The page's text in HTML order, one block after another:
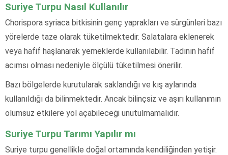
Suriye Turpu Nasıl Kullanılır
Chorispora syriaca bitkisinin genç yaprakları ve sürgünleri bazı
yörelerde taze olarak tüketilmektedir. Salatalara eklenerek
veya hafif haşlanarak yemeklerde kullanılabilir. Tadının hafif
acımsı olması nedeniyle ölçülü tüketilmesi önerilir.
Bazı bölgelerde kurutularak saklandığı ve kış aylarında
kullanıldığı da bilinmektedir. Ancak bilinçsiz ve aşırı kullanımın
olumsuz etkilere yol açabileceği unutulmamalıdır.
Suriye Turpu Tarımı Yapılır mı
Suriye turpu genellikle doğal ortamında kendiliğinden yetişir.